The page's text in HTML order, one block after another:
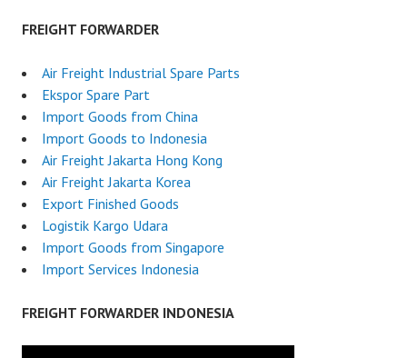
FREIGHT FORWARDER
Air Freight Industrial Spare Parts
Ekspor Spare Part
Import Goods from China
Import Goods to Indonesia
Air Freight Jakarta Hong Kong
Air Freight Jakarta Korea
Export Finished Goods
Logistik Kargo Udara
Import Goods from Singapore
Import Services Indonesia
FREIGHT FORWARDER INDONESIA